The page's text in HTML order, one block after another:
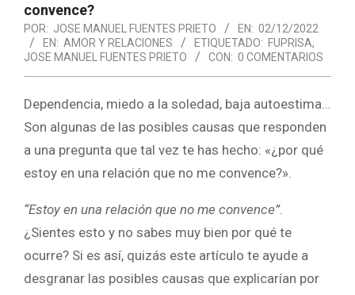
convence?
POR: JOSE MANUEL FUENTES PRIETO EN: 02/12/2022
EN: AMOR Y RELACIONES ETIQUETADO: FUPRISA,
JOSE MANUEL FUENTES PRIETO
CON: 0 COMENTARIOS
Dependencia, miedo a la soledad, baja autoestima…
Son algunas de las posibles causas que responden
a una pregunta que tal vez te has hecho: «¿por qué
estoy en una relación que no me convence?».
“Estoy en una relación que no me convence”.
¿Sientes esto y no sabes muy bien por qué te
ocurre? Si es así, quizás este artículo te ayude a
desgranar las posibles causas que explicarían por